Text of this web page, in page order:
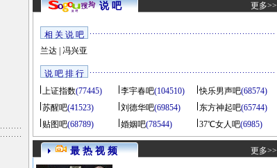
说 吧 更多>>
相 关 说 吧
兰达| 冯兴亚
说 吧 排 行
上证指数(77445) 李宇春吧(104510) 快乐男声吧(68574)
苏醒吧(41523) 刘德华吧(69854) 东方神起吧(65744)
贴图吧(68789) 婚姻吧(78544) 37℃女人吧(6985)
最 热 视 频 更多>>